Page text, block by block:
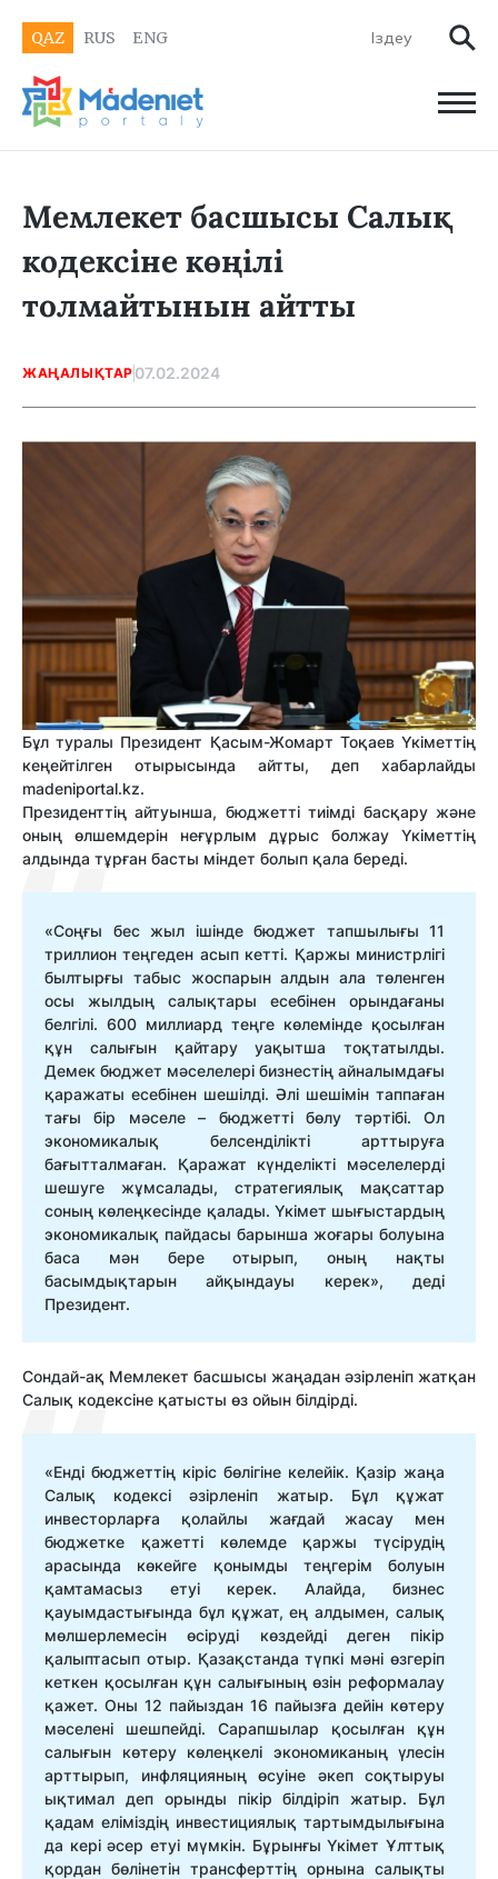
QAZ RUS ENG
Мемлекет басшысы Салық
кодексіне көңілі
толмайтынын айтты
ЖАҢАЛЫҚТАР 07.02.2024
Бұл туралы Президент Қасым-Жомарт Тоқаев Үкіметтің
кеңейтілген отырысында айтты, деп хабарлайды
madeniportal.kz.
Президенттің айтуынша, бюджетті тиімді басқару және
оның өлшемдерін неғұрлым дұрыс болжау Үкіметтің
алдында тұрған басты міндет болып қала береді.
«Соңғы бес жыл ішінде бюджет тапшылығы 11
триллион теңгеден асып кетті. Қаржы министрлігі
былтырғы табыс жоспарын алдын ала төленген
осы жылдың салықтары есебінен орындағаны
белгілі. 600 миллиард теңге көлемінде қосылған
құн салығын қайтару уақытша тоқтатылды.
Демек бюджет мәселелері бизнестің айналымдағы
қаражаты есебінен шешілді. Әлі шешімін таппаған
тағы бір мәселе – бюджетті бөлу тәртібі. Ол
экономикалық белсенділікті арттыруға
бағытталмаған. Қаражат күнделікті мәселелерді
шешуге жұмсалады, стратегиялық мақсаттар
соның көлеңкесінде қалады. Үкімет шығыстардың
экономикалық пайдасы барынша жоғары болуына
баса мән бере отырып, оның нақты
басымдықтарын айқындауы керек», деді
Президент.
Сондай-ақ Мемлекет басшысы жаңадан әзірленіп жатқан
Салық кодексіне қатысты өз ойын білдірді.
«Енді бюджеттің кіріс бөлігіне келейік. Қазір жаңа
Салық кодексі әзірленіп жатыр. Бұл құжат
инвесторларға қолайлы жағдай жасау мен
бюджетке қажетті көлемде қаржы түсірудің
арасында көкейге қонымды теңгерім болуын
қамтамасыз етуі керек. Алайда, бизнес
қауымдастығында бұл құжат, ең алдымен, салық
мөлшерлемесін өсіруді көздейді деген пікір
қалыптасып отыр. Қазақстанда түпкі мәні өзгеріп
кеткен қосылған құн салығының өзін реформалау
қажет. Оны 12 пайыздан 16 пайызға дейін көтеру
мәселені шешпейді. Сарапшылар қосылған құн
салығын көтеру көлеңкелі экономиканың үлесін
арттырып, инфляцияның өсуіне әкеп соқтыруы
ықтимал деп орынды пікір білдіріп жатыр. Бұл
қадам еліміздің инвестициялық тартымдылығына
да кері әсер етуі мүмкін. Бұрынғы Үкімет Ұлттық
қордан бөлінетін трансферттің орнына салықты